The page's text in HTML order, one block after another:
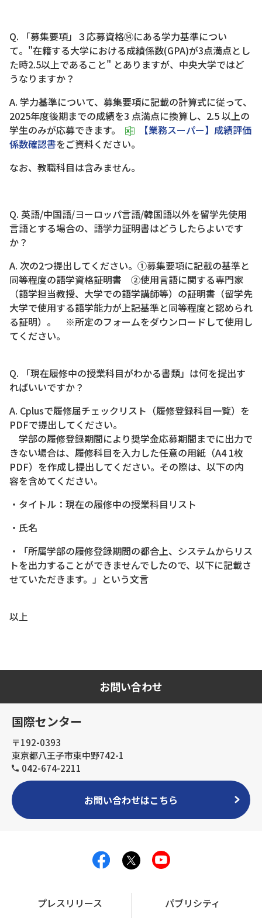
Q. 「募集要項」３応募資格⑭にある学力基準につい
て。"在籍する大学における成績係数(GPA)が3点満点とし
た時2.5以上であること" とありますが、中央大学ではど
うなりますか？
A. 学力基準について、募集要項に記載の計算式に従って、
2025年度後期までの成績を3 点満点に換算し、2.5 以上の
学生のみが応募できます。
【業務スーパー】成績評価
係数確認書をご資料ください。
なお、教職科目は含みません。
Q. 英語/中国語/ヨーロッパ言語/韓国語以外を留学先使用
言語とする場合の、語学力証明書はどうしたらよいです
か？
A. 次の2つ提出してください。①募集要項に記載の基準と
同等程度の語学資格証明書 ②使用言語に関する専門家
（語学担当教授、大学での語学講師等）の証明書（留学先
大学で使用する語学能力が上記基準と同等程度と認められ
る証明）。 ※所定のフォームをダウンロードして使用し
てください。
Q. 「現在履修中の授業科目がわかる書類」は何を提出す
ればいいですか？
A. Cplusで履修届チェックリスト（履修登録科目一覧）を
PDFで提出してください。
学部の履修登録期間により奨学金応募期間までに出力で
きない場合は、履修科目を入力した任意の用紙（A4 1枚
PDF）を作成し提出してください。その際は、以下の内
容を含めてください。
・タイトル：現在の履修中の授業科目リスト
・氏名
・「所属学部の履修登録期間の都合上、システムからリス
トを出力することができませんでしたので、以下に記載さ
せていただきます。」という文言
以上
お問い合わせ
国際センター
〒192-0393
東京都八王子市東中野742-1
042-674-2211
お問い合わせはこちら
プレスリリース
パブリシティ